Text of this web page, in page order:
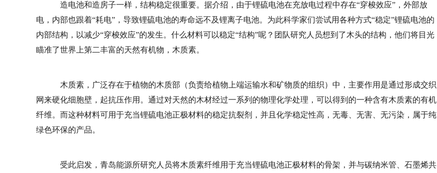
造电池和造房子一样，结构稳定很重要。据介绍，由于锂硫电池在充放电过程中存在“穿梭效应”，外部放
电，内部也跟着“耗电”，导致锂硫电池的寿命远不及锂离子电池。为此科学家们尝试用各种方式“稳定”锂硫电池的
内部结构，以减少“穿梭效应”的发生。什么材料可以稳定“结构”呢？团队研究人员想到了木头的结构，他们将目光
瞄准了世界上第二丰富的天然有机物，木质素。
木质素，广泛存在于植物的木质部（负责给植物上端运输水和矿物质的组织）中，主要作用是通过形成交织
网来硬化细胞壁，起抗压作用。通过对天然的木材经过一系列的物理化学处理，可以得到的一种含有木质素的有机
纤维。而这种材料可用于充当锂硫电池正极材料的稳定抗裂剂，并且化学稳定性高，无毒、无害、无污染，属于纯
绿色环保的产品。
受此启发，青岛能源所研究人员将木质素纤维用于充当锂硫电池正极材料的骨架，并与碳纳米管、石墨烯共